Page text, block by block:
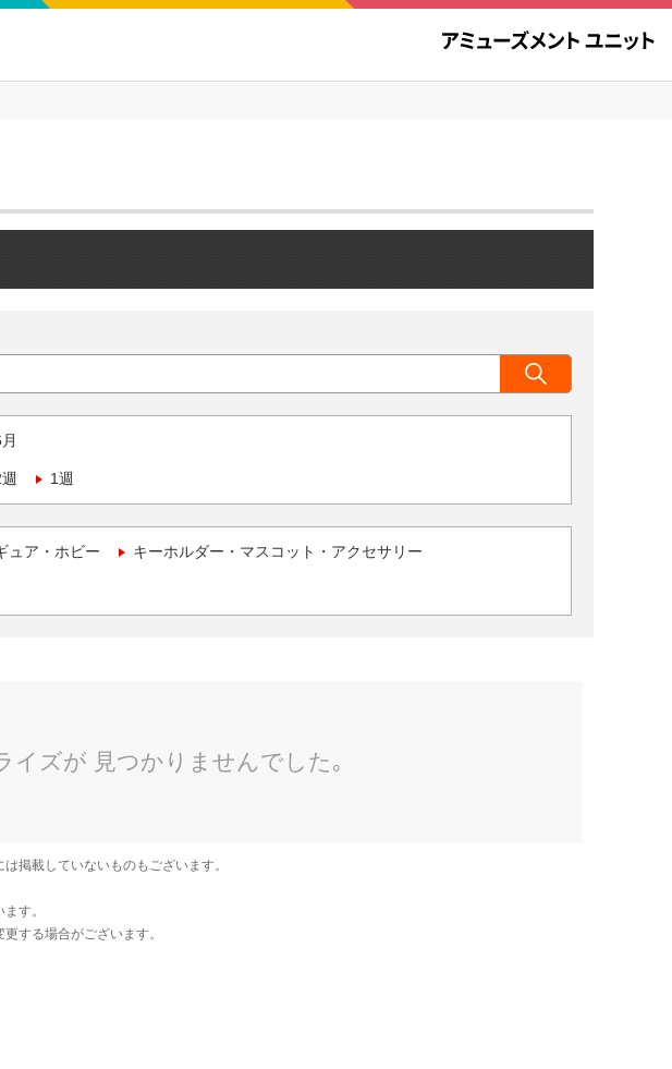
1週
ュア・ホビー キーホルダー・マスコット・アクセサリー